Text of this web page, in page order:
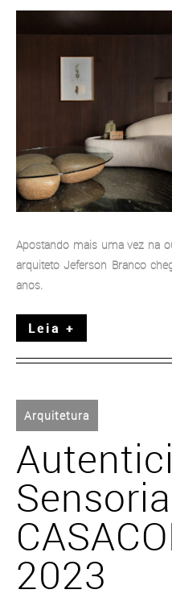
Apostando mais uma vez na
arquiteto Jeferson Branco
anos.
Leia +
Arquitetura
2023